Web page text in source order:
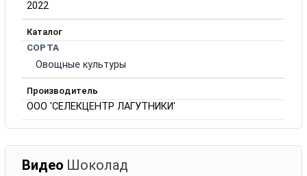
2022
Каталог
СОРТА
Овощные культуры
Производитель
ООО 'СЕЛЕКЦЕНТР ЛАГУТНИКИ'
Видео Шоколад